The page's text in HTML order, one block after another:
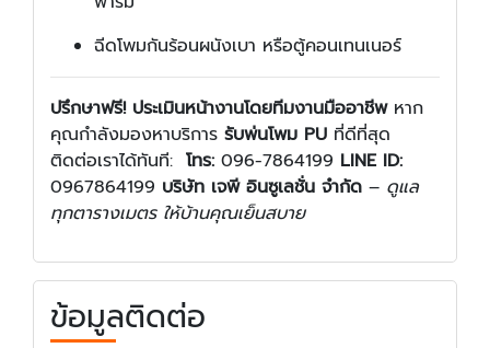
ฉีดโพมกันร้อนผนังเบา หรือตู้คอนเทนเนอร์
ปรึกษาฟรี! ประเมินหน้างานโดยทีมงานมืออาชีพหาก
คุณกำลังมองหาบริการ รับพ่นโพม PU ที่ดีที่สุด
ติดต่อเราได้ทันที: โทร: 096-7864199 LINE ID:
0967864199 บริษัท เจพี อินซูเลชั่น จำกัด – ดูแล
ทุกตารางเมตร ให้บ้านคุณเย็นสบาย
ข้อมูลติดต่อ